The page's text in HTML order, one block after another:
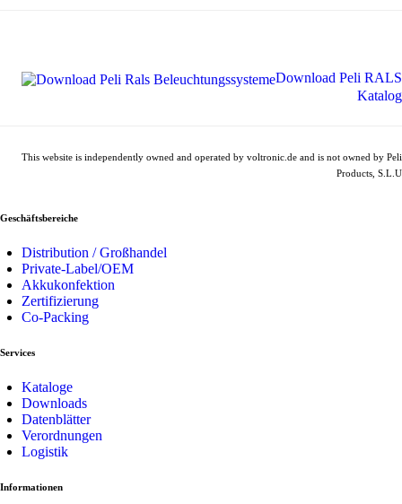
Download Peli RALS
Katalog
This website is independently owned and operated by voltronic.de and is not owned by Peli
Products, S.L.U
Geschäftsbereiche
Distribution / Großhandel
Private-Label/OEM
Akkukonfektion
Zertifizierung
Co-Packing
Services
Kataloge
Downloads
Datenblätter
Verordnungen
Logistik
Informationen